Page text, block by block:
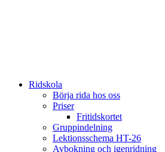
Ridskola
Börja rida hos oss
Priser
Fritidskortet
Gruppindelning
Lektionsschema HT-26
Avbokning och igenridning